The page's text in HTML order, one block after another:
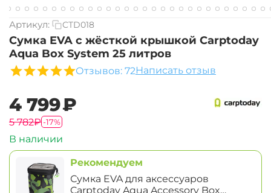
Артикул: CTD018
Сумка EVA с жёсткой крышкой Carptoday
Aqua Box System 25 литров
Отзывов: 72Написать отзыв
‍4 799‍₽
‍5 782‍₽-17%
В наличии
Рекомендуем
Сумка EVA для аксессуаров
Carptoday Aqua Accessory Box